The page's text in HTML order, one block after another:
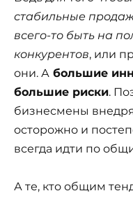
стабильные
всего-то быть на
конкурентов, или
они. А большие
большие риски.
бизнесмены
осторожно и
всегда идти по
А те, кто общим